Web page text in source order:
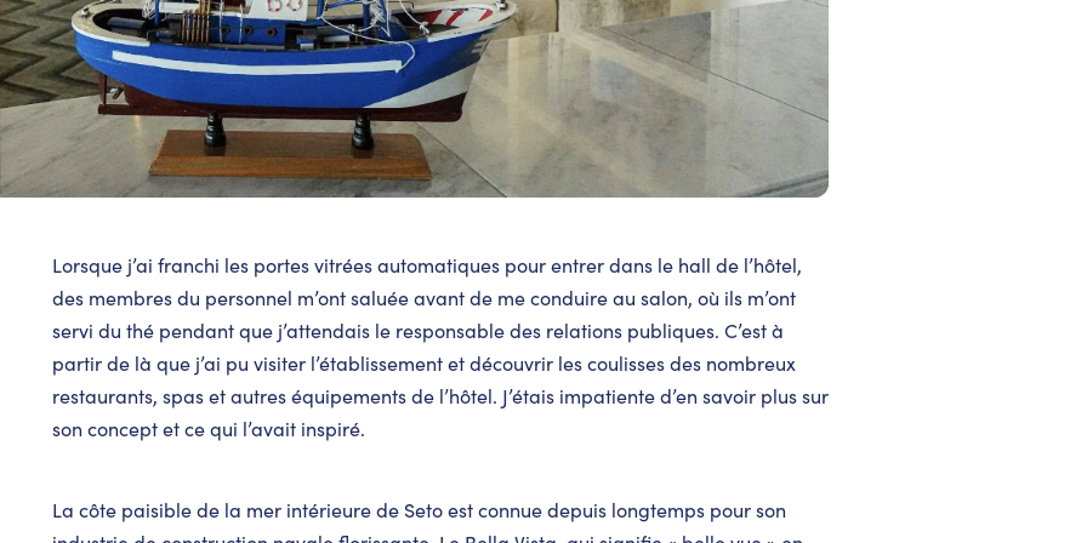
Lorsque j’ai franchi les portes vitrées automatiques pour entrer dans le hall de l’hôtel,
des membres du personnel m’ont saluée avant de me conduire au salon, où ils m’ont
servi du thé pendant que j’attendais le responsable des relations publiques. C’est à
partir de là que j’ai pu visiter l’établissement et découvrir les coulisses des nombreux
restaurants, spas et autres équipements de l’hôtel. J’étais impatiente d’en savoir plus sur
son concept et ce qui l’avait inspiré.
La côte paisible de la mer intérieure de Seto est connue depuis longtemps pour son